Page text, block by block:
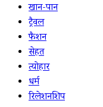
खान-पान
ट्रैवल
फैशन
सेहत
त्योहार
धर्म
रिलेशनशिप